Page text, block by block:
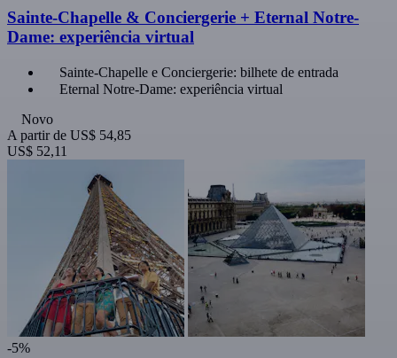
Sainte-Chapelle & Conciergerie + Eternal Notre-
Dame: experiência virtual
Sainte-Chapelle e Conciergerie: bilhete de entrada
Eternal Notre-Dame: experiência virtual
Novo
A partir de US$ 54,85
US$ 52,11
-5%